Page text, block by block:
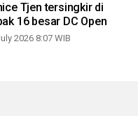
Tjen tersingkir di
16 besar DC Open
2026 8:07 WIB